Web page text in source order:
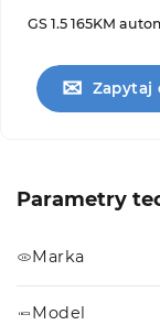
GS 1.5 165KM
✉ Zapytaj
Parametry
Marka
Model